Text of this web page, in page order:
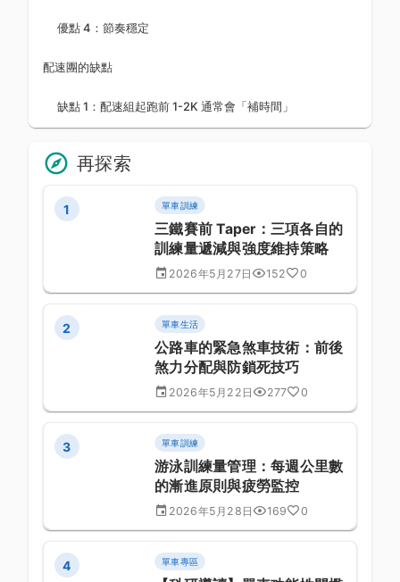
優點 4：節奏穩定
配速團的缺點
缺點 1：配速組起跑前 1-2K 通常會「補時間」
再探索
1 單車訓練
三鐵賽前 Taper：三項各自的
訓練量遞減與強度維持策略
2026年5月27日 152 0
2 單車生活
公路車的緊急煞車技術：前後
煞力分配與防鎖死技巧
2026年5月22日 277 0
3 單車訓練
游泳訓練量管理：每週公里數
的漸進原則與疲勞監控
2026年5月28日 169 0
4 單車專區